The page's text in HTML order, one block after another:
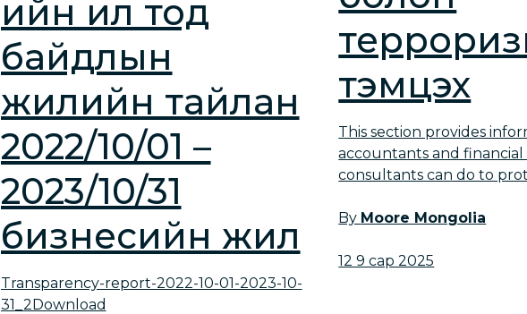
ийн ил тод
байдлын
жилийн тайлан
2022/10/01 –
2023/10/31
бизнесийн жил
Transparency-report-2022-10-01-2023-10-
31_2Download
тэмцэх
This section provides
accountants and
consultants can do to
By Moore Mongolia
12 9 сар 2025